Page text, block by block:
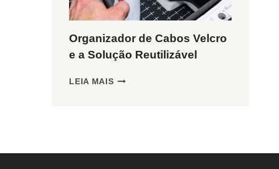
Organizador de Cabos Velcro
e a Solução Reutilizável
LEIA MAIS ORGANIZADOR
SOLUÇÃO